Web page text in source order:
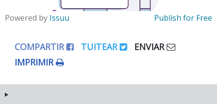
Powered by Issuu Publish for Free
COMPARTIR TUITEAR
ENVIAR
IMPRIMIR